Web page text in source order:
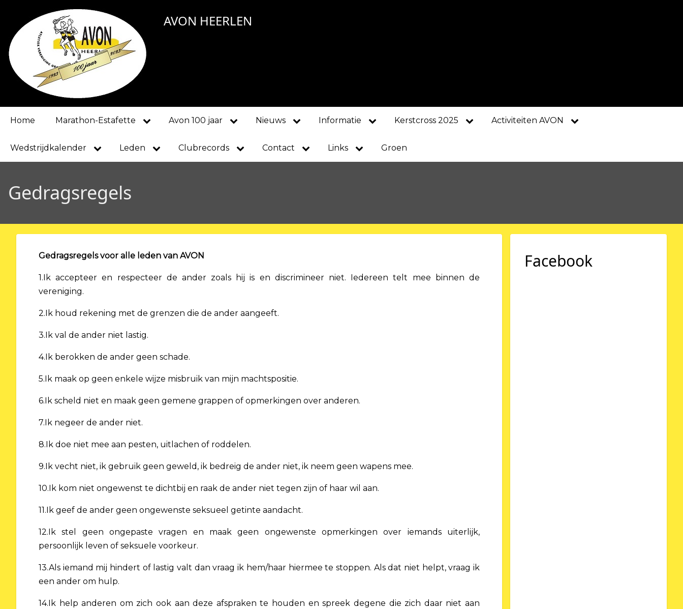
naar
de
inhoud
gaan
AVON HEERLEN
Main
navigation
Home Marathon-Estafette Avon 100 jaar Nieuws Informatie Kerstcross 2025 Activiteiten AVON
Wedstrijdkalender Leden Clubrecords Contact Links Groen
Gedragsregels
Gedragsregels voor alle leden van AVON
1.Ik accepteer en respecteer de ander zoals hij is en discrimineer niet. Iedereen telt mee binnen de
vereniging.
2.Ik houd rekening met de grenzen die de ander aangeeft.
3.Ik val de ander niet lastig.
4.Ik berokken de ander geen schade.
5.Ik maak op geen enkele wijze misbruik van mijn machtspositie.
6.Ik scheld niet en maak geen gemene grappen of opmerkingen over anderen.
7.Ik negeer de ander niet.
8.Ik doe niet mee aan pesten, uitlachen of roddelen.
9.Ik vecht niet, ik gebruik geen geweld, ik bedreig de ander niet, ik neem geen wapens mee.
10.Ik kom niet ongewenst te dichtbij en raak de ander niet tegen zijn of haar wil aan.
11.Ik geef de ander geen ongewenste seksueel getinte aandacht.
12.Ik stel geen ongepaste vragen en maak geen ongewenste opmerkingen over iemands uiterlijk,
persoonlijk leven of seksuele voorkeur.
13.Als iemand mij hindert of lastig valt dan vraag ik hem/haar hiermee te stoppen. Als dat niet helpt, vraag ik
een ander om hulp.
14.Ik help anderen om zich ook aan deze afspraken te houden en spreek degene die zich daar niet aan
Facebook